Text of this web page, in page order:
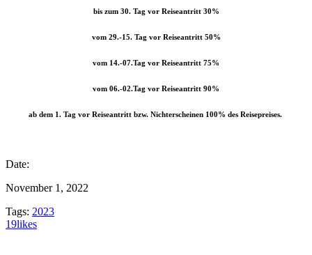
bis zum 30. Tag vor Reiseantritt 30%
vom 29.-15. Tag vor Reiseantritt 50%
vom 14.-07.Tag vor Reiseantritt 75%
vom 06.-02.Tag vor Reiseantritt 90%
ab dem 1. Tag vor Reiseantritt bzw. Nichterscheinen 100% des Reisepreises.
Date:
November 1, 2022
Tags: 2023
19likes